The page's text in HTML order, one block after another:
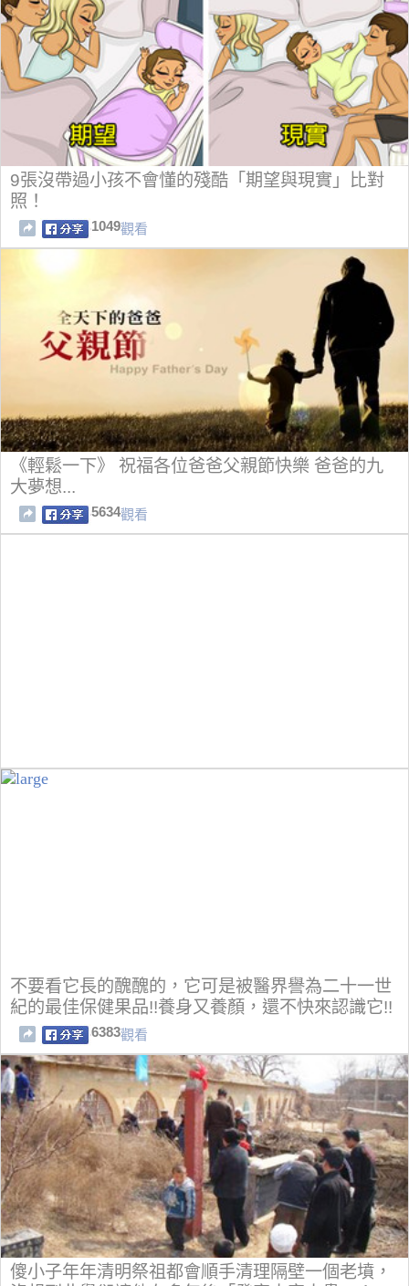
9張沒帶過小孩不會懂的殘酷「期望與現實」比對
照！
1049觀看
《輕鬆一下》 祝福各位爸爸父親節快樂 爸爸的九
大夢想...
5634觀看
不要看它長的醜醜的，它可是被醫界譽為二十一世
紀的最佳保健果品!!養身又養顏，還不快來認識它!!
6383觀看
傻小子年年清明祭祖都會順手清理隔壁一個老墳，